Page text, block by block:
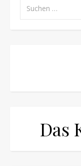
Das